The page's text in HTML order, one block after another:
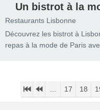
Un bistrot à la
Restaurants Lisbonne
Découvrez les bistrot à
repas à la mode de Paris
17 18